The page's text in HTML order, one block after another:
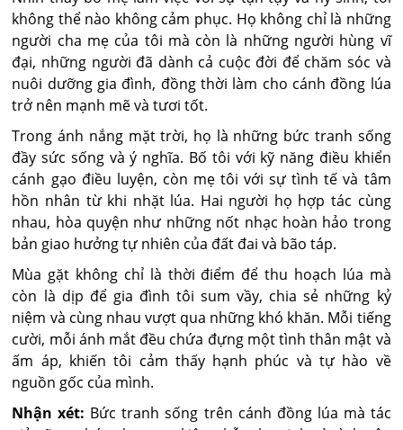
không thể nào không cảm phục. Họ không chỉ là những
người cha mẹ của tôi mà còn là những người hùng vĩ
đại, những người đã dành cả cuộc đời để chăm sóc và
nuôi dưỡng gia đình, đồng thời làm cho cánh đồng lúa
trở nên mạnh mẽ và tươi tốt.
Trong ánh nắng mặt trời, họ là những bức tranh sống
đầy sức sống và ý nghĩa. Bố tôi với kỹ năng điều khiển
cánh gạo điều luyện, còn mẹ tôi với sự tình tế và tâm
hồn nhân từ khi nhặt lúa. Hai người họ hợp tác cùng
nhau, hòa quyện như những nốt nhạc hoàn hảo trong
bản giao hưởng tự nhiên của đất đai và bão táp.
Mùa gặt không chỉ là thời điểm để thu hoạch lúa mà
còn là dịp để gia đình tôi sum vầy, chia sẻ những kỷ
niệm và cùng nhau vượt qua những khó khăn. Mỗi tiếng
cười, mỗi ánh mắt đều chứa đựng một tình thân mật và
ấm áp, khiến tôi cảm thấy hạnh phúc và tự hào về
nguồn gốc của mình.
Nhận xét: Bức tranh sống trên cánh đồng lúa mà tác